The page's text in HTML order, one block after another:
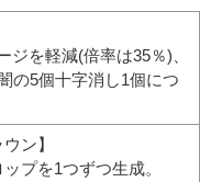
ジを軽減(倍率は35％)、
の5個十字消し1個につ
ン】
プを1つずつ生成。